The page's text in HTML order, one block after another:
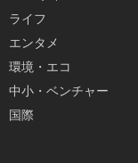
ライフ
エンタメ
環境・エコ
中小・ベンチャー
国際